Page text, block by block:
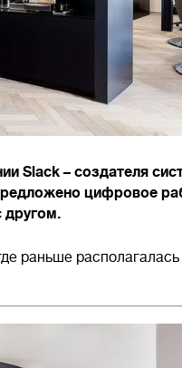
Slack – создателя
цифровое
другом.
раньше